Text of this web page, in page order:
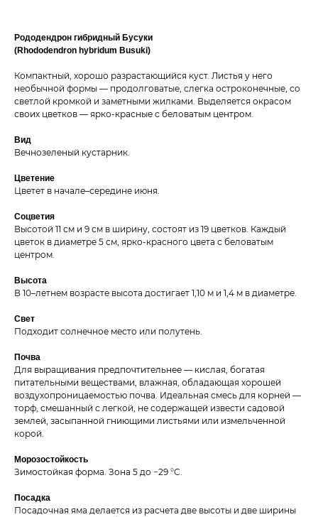
Рододендрон гибридный Бусуки
(Rhododendron hybridum Busuki)
Компактный, хорошо разрастающийся куст. Листья у него
необычной формы — продолговатые, слегка остроконечные, со
светлой кромкой и заметными жилками. Выделяется окрасом
своих цветков — ярко-красные с беловатым центром.
Вид
Вечнозеленый кустарник.
Цветение
Цветет в начале–середине июня.
Соцветия
Высотой 11 см и 9 см в ширину, состоят из 19 цветков. Каждый
цветок в диаметре 5 см, ярко-красного цвета с беловатым
центром.
Высота
В 10–летнем возрасте высота достигает 1,10 м и 1,4 м в диаметре.
Свет
Подходит солнечное место или полутень.
Почва
Для выращивания предпочтительнее — кислая, богатая
питательными веществами, влажная, обладающая хорошей
воздухопроницаемостью почва. Идеальная смесь для корней —
торф, смешанный с легкой, не содержащей извести садовой
землей, засыпанной гниющими листьями или измельченной
корой.
Морозостойкость
Зимостойкая форма. Зона 5 до −29 °C.
Посадка
Посадочная яма делается из расчета две высоты и две ширины